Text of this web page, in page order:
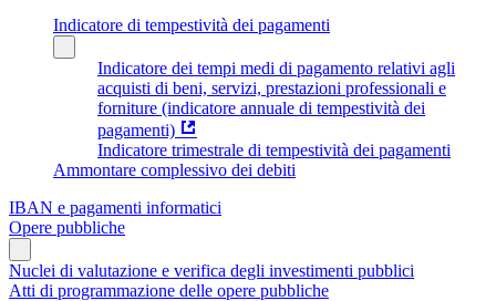
Indicatore di tempestività dei pagamenti
Indicatore dei tempi medi di pagamento relativi agli
acquisti di beni, servizi, prestazioni professionali e
forniture (indicatore annuale di tempestività dei
pagamenti)
Indicatore trimestrale di tempestività dei pagamenti
Ammontare complessivo dei debiti
IBAN e pagamenti informatici
Opere pubbliche
Nuclei di valutazione e verifica degli investimenti pubblici
Atti di programmazione delle opere pubbliche